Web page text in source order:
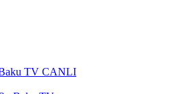
Baku TV CANLI